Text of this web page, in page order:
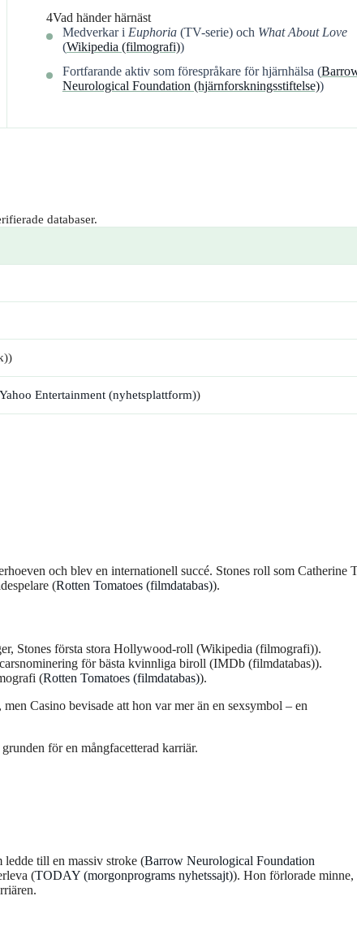
4Vad händer härnäst
Medverkar i Euphoria(TV-serie) och What About Love
(Wikipedia (filmografi))
Fortfarande aktiv som förespråkare för hjärnhälsa (
Neurological Foundation (hjärnforskningsstiftelse))
databaser.
Yahoo Entertainment (nyhetsplattform))
och blev en internationell succé. Stones roll som Catherine
(Rotten Tomatoes (filmdatabas)).
Stones första stora Hollywood-roll (Wikipedia (filmografi)).
för bästa kvinnliga biroll (IMDb (filmdatabas)).
(Rotten Tomatoes (filmdatabas)).
Casino bevisade att hon var mer än en sexsymbol – en
för en mångfacetterad karriär.
ledde till en massiv stroke (Barrow Neurological Foundation
(TODAY (morgonprograms nyhetssajt)). Hon förlorade minne,